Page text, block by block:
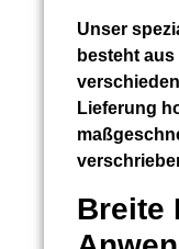
Unser
besteht
Lieferung
Breite